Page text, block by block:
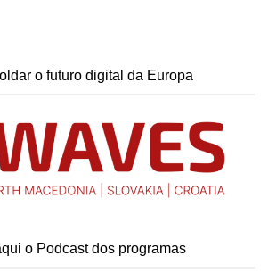
o futuro digital da Europa
o Podcast dos programas